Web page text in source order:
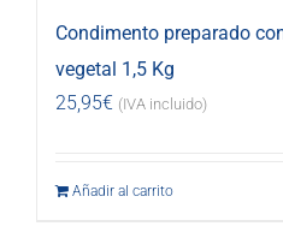
Condimento preparado
vegetal 1,5 Kg
25,95€ (IVA incluido)
Añadir al carrito